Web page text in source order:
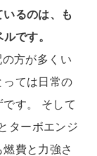
るのは、も
です。
方が多くい
っては日常の
す。 そして
ターボエンジ
費と力強さ